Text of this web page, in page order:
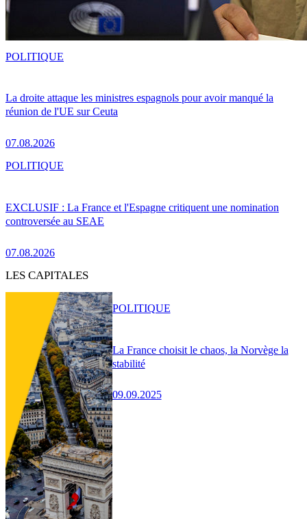
La droite attaque les ministres espagnols pour avoir manqué la
réunion de l'UE sur Ceuta
07.08.2026
POLITIQUE
EXCLUSIF : La France et l'Espagne critiquent une nomination
controversée au SEAE
07.08.2026
POLITIQUE
LES CAPITALES
La France choisit le chaos, la Norvège la
stabilité
09.09.2025
POLITIQUE